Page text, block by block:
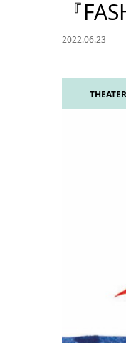
『
2022.06.23
THEATER